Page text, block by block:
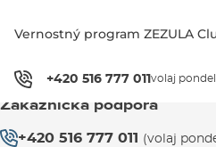
Vernostný program ZEZULA
+420 516 777 011 volaj
značky Mimoriadne
Zákaznícka podpora
+420 516 777 011 (volaj